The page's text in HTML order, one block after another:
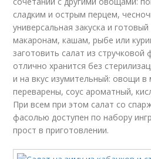
сладким и острым перцем,
универсальная закуска и
макаронам, кашам, рыбе или
заготовить салат из стручковой
отлично хранится без
и на вкус изумительный: овощи в
переварены, соус ароматный,
При всем при этом салат со
фасолью доступен по набору
прост в приготовлении.